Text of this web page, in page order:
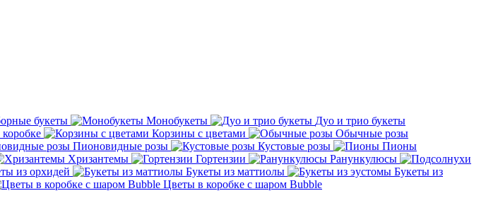
букеты Монобукеты
Дуо и трио букеты
Корзины с цветами
Обычные розы
Пионовидные розы Кустовые розы
Пионы
Хризантемы Гортензии
Ранункулюсы
из орхидей Букеты из маттиолы
Букеты из
Цветы в коробке с шаром Bubble